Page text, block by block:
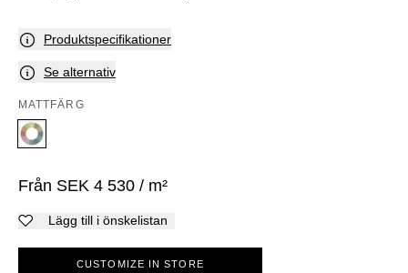
Produktspecifikationer
Se alternativ
MATTFÄRG
Från SEK 4 530 / m²
Lägg till i önskelistan
CUSTOMIZE IN STORE